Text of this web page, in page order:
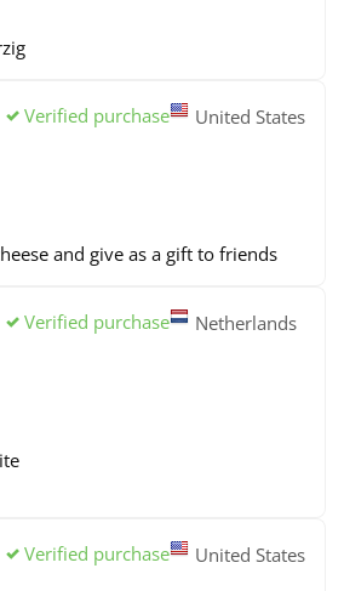
Verified purchase United States
and give as a gift to friends
Verified purchase Netherlands
Verified purchase United States